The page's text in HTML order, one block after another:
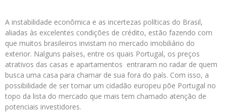
A instabilidade econômica e as incertezas políticas do Brasil,
aliadas às excelentes condições de crédito, estão fazendo com
que muitos brasileiros invistam no mercado imobiliário do
exterior. Nalguns países, entre os quais Portugal, os preços
atrativos das casas e apartamentos entraram no radar de quem
busca uma casa para chamar de sua fora do país. Com isso, a
possibilidade de ser tornar um cidadão europeu põe Portugal no
topo da lista do mercado que mais tem chamado atenção de
potenciais investidores.